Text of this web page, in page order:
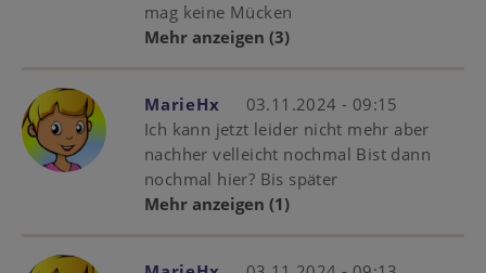
mag keine Mücken
Mehr anzeigen (3)
MarieHx
03.11.2024 - 09:15
Ich kann jetzt leider nicht mehr aber
nachher velleicht nochmal Bist dann
nochmal hier? Bis später
Mehr anzeigen (1)